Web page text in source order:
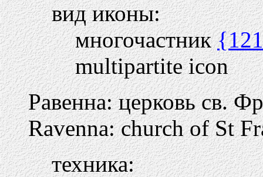
вид иконы:
многочастник
multipartite icon
Равенна: церковь св.
Ravenna: church of St
техника: